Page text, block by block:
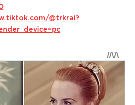
@trkrai?